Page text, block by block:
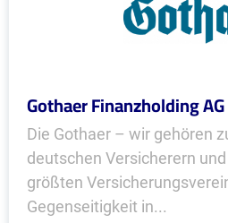
Gothaer Finanzholding AG
Die Gothaer – wir gehören
deutschen Versicherern
größten
Gegenseitigkeit in...